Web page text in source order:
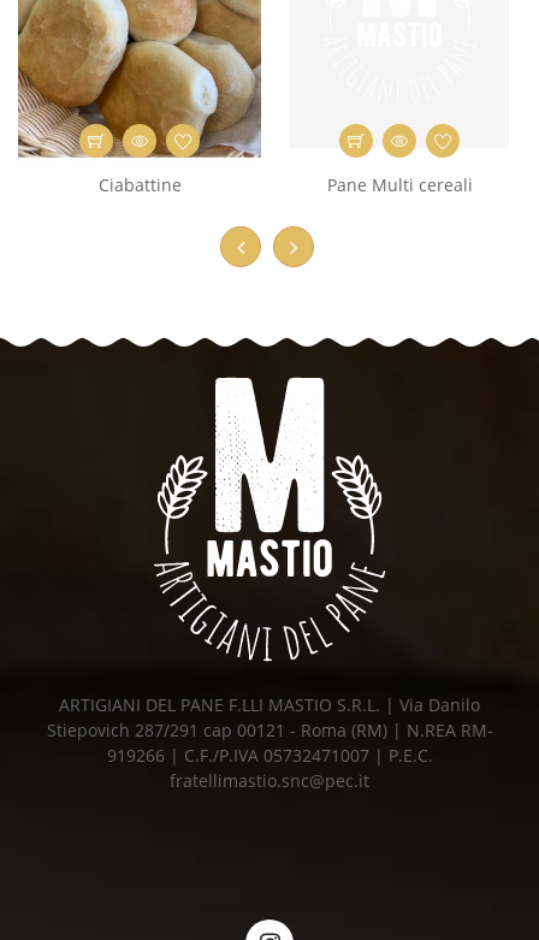
Ciabattine Pane Multi cereali
ARTIGIANI DEL PANE F.LLI MASTIO S.R.L. | Via Danilo
Stiepovich 287/291 cap 00121 - Roma (RM) | N.REA RM-
919266 | C.F./P.IVA 05732471007 | P.E.C.
fratellimastio.snc@pec.it